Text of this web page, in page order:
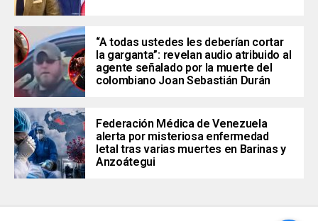
“A todas ustedes les deberían cortar
la garganta”: revelan audio atribuido al
agente señalado por la muerte del
colombiano Joan Sebastián Durán
Federación Médica de Venezuela
alerta por misteriosa enfermedad
letal tras varias muertes en Barinas y
Anzoátegui